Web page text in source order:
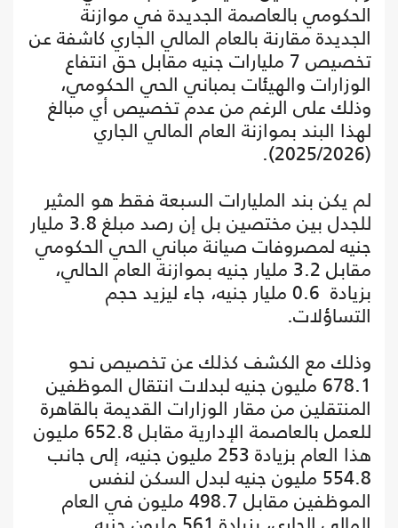
الحكومي بالعاصمة الجديدة في موازنة
الجديدة مقارنة بالعام المالي الجاري كاشفة عن
تخصيص 7 مليارات جنيه مقابل حق انتفاع
الوزارات والهيئات بمباني الحي الحكومي،
وذلك على الرغم من عدم تخصيص أي مبالغ
لهذا البند بموازنة العام المالي الجاري
(2025/2026).
لم يكن بند المليارات السبعة فقط هو المثير
للجدل بين مختصين بل إن رصد مبلغ 3.8 مليار
جنيه لمصروفات صيانة مباني الحي الحكومي
مقابل 3.2 مليار جنيه بموازنة العام الحالي،
بزيادة 0.6 مليار جنيه، جاء ليزيد حجم
التساؤلات.
وذلك مع الكشف كذلك عن تخصيص نحو
678.1 مليون جنيه لبدلات انتقال الموظفين
المنتقلين من مقار الوزارات القديمة بالقاهرة
للعمل بالعاصمة الإدارية مقابل 652.8 مليون
هذا العام بزيادة 253 مليون جنيه، إلى جانب
554.8 مليون جنيه لبدل السكن لنفس
الموظفين مقابل 498.7 مليون في العام